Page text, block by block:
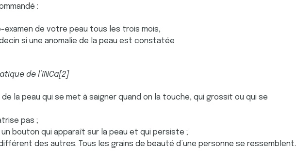
:
examen de votre peau tous les trois mois,
si une anomalie de la peau est constatée
de l’INCa[2]
la peau qui se met à saigner quand on la touche, qui grossit ou qui se
pas ;
bouton qui apparaît sur la peau et qui persiste ;
des autres. Tous les grains de beauté d’une personne se ressemblent.